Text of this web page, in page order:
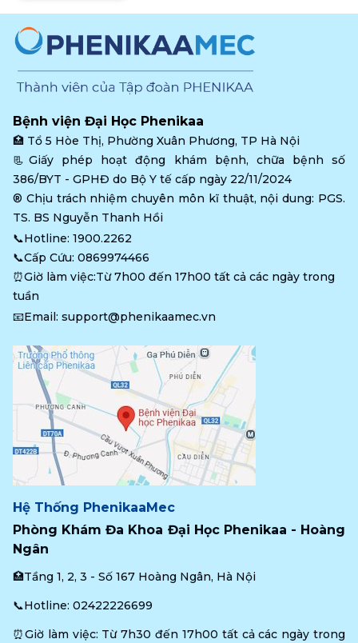
Bệnh viện Đại Học Phenikaa
🏥 Tổ 5 Hòe Thị, Phường Xuân Phương, TP Hà Nội
📃Giấy phép hoạt động khám bệnh, chữa bệnh số
386/BYT - GPHĐ do Bộ Y tế cấp ngày 22/11/2024
®️ Chịu trách nhiệm chuyên môn kĩ thuật, nội dung: PGS.
TS. BS Nguyễn Thanh Hồi
📞Hotline: 1900.2262
📞Cấp Cứu: 0869974466
⏰Giờ làm việc:Từ 7h00 đến 17h00 tất cả các ngày trong
tuần
📧Email: support@phenikaamec.vn
Hệ Thống PhenikaaMec
Phòng Khám Đa Khoa Đại Học Phenikaa - Hoàng
Ngân
🏥Tầng 1, 2, 3 - Số 167 Hoàng Ngân, Hà Nội
📞Hotline: 02422226699
⏰Giờ làm việc: Từ 7h30 đến 17h00 tất cả các ngày trong